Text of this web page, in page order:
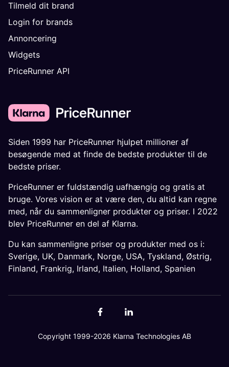
Tilmeld dit brand
Login for brands
Annoncering
Widgets
PriceRunner API
Siden 1999 har PriceRunner hjulpet millioner af
besøgende med at finde de bedste produkter til de
bedste priser.
PriceRunner er fuldstændig uafhængig og gratis at
bruge. Vores vision er at være den, du altid kan regne
med, når du sammenligner produkter og priser. I 2022
blev PriceRunner en del af Klarna.
Du kan sammenligne priser og produkter med os i:
Sverige, UK, Danmark, Norge, USA, Tyskland, Østrig,
Finland, Frankrig, Irland, Italien, Holland, Spanien
Copyright 1999-2026 Klarna Technologies AB